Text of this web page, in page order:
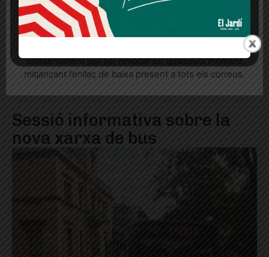
Sessió informativa sobre la
nova xarxa de bus
Quan l’usuari crea un compte al Diari el Jardí, dona el
seu consentiment explícit per rebre comunicacions
consentiment pot ser revocat en qualsevol moment
mitjançant l’enllaç de baixa present a tots els correus.